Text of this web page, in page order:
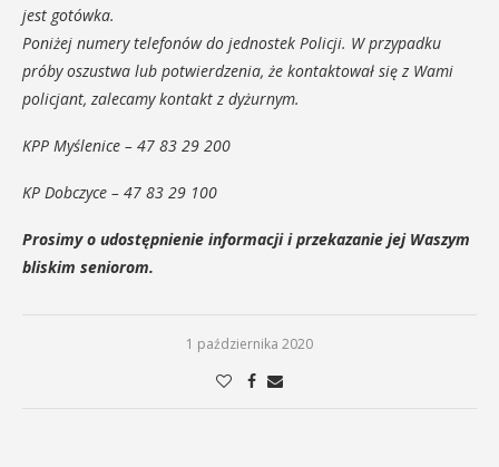
jest gotówka.
Poniżej numery telefonów do jednostek Policji. W przypadku
próby oszustwa lub potwierdzenia, że kontaktował się z Wami
policjant, zalecamy kontakt z dyżurnym.
KPP Myślenice – 47 83 29 200
KP Dobczyce – 47 83 29 100
Prosimy o udostępnienie informacji i przekazanie jej Waszym
bliskim seniorom.
1 października 2020